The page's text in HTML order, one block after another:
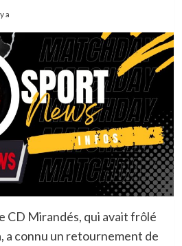
a
CD Mirandés, qui avait frôlé
a connu un retournement de